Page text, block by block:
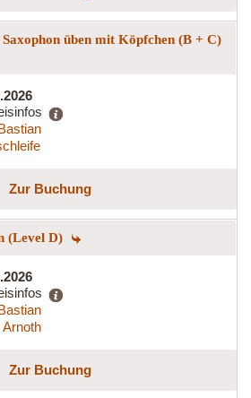
üben mit Köpfchen (B + C)
Zur Buchung
(Level D)
Arnoth
Zur Buchung